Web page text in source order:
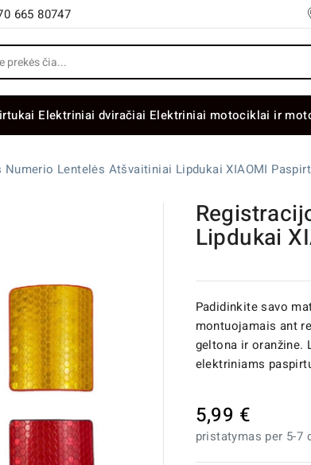
665 80747
Elektriniai dviračiai Elektriniai motociklai ir
Lentelės Atšvaitiniai Lipdukai XIAOMI
Lipdukai
Padidinkite savo
montuojamais ant
geltona ir oranžine.
elektriniams
5,99 €
pristatymas per 5-7